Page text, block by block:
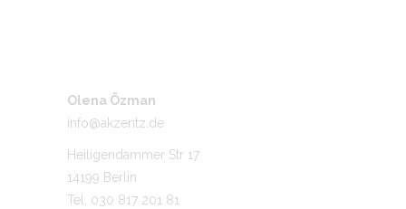
Olena Özman
info@akzentz.de
Heiligendammer Str 17
14199 Berlin
Tel. 030 817 201 81